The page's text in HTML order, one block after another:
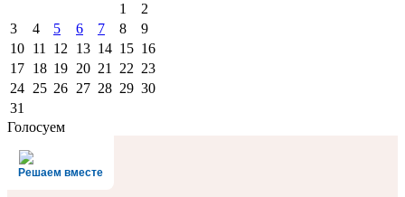
1
2
3
4 5 6 7 8
9
10 11 12 13 14 15 16
17 18 19 20 21 22 23
24 25 26 27 28 29 30
31
Голосуем
Решаем вместе